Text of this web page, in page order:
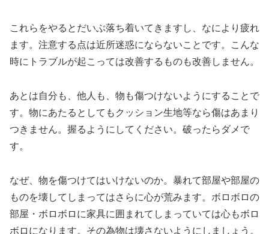
これらをやるとだいぶ落ち着いてきますし、なにより疲れ
ます。注意する点は近所迷惑にならないことです。こんな
時にトラブルが起こっては改善するものも改善しません。
あとは自分も、他人も、物も傷つけないようにすることで
す。物にあたるとしてもクッション生地等なら傷はあまり
つきません。握るようにしてください。破ったらダメで
す。
なぜ、物を傷つけてはいけないのか。暴れて部屋や部屋の
ものを壊してしまってはさらに心が荒みます。ボロボロの
部屋・ボロボロに家具に囲まれてしまっていては心もボロ
ボロになります。その為物は壊さないようにしましょう。